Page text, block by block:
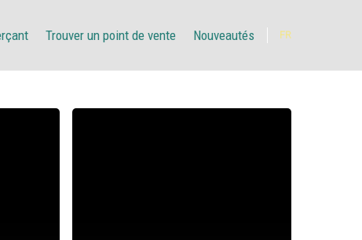
Trouver un point de vente Nouveautés FR